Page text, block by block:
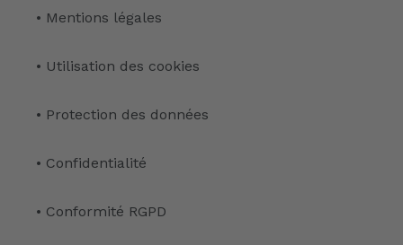
• Mentions légales
• Utilisation des cookies
• Protection des données
• Confidentialité
• Conformité RGPD